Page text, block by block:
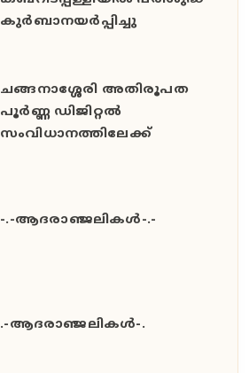
കുർബാനയർപ്പിച്ചു
ചങ്ങനാശ്ശേരി അതിരൂപത
പൂർണ്ണ ഡിജിറ്റൽ
സംവിധാനത്തിലേക്ക്
-.-ആദരാഞ്ജലികൾ-.-
.-ആദരാഞ്ജലികൾ-.